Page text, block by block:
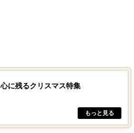
心に残るクリスマス特集